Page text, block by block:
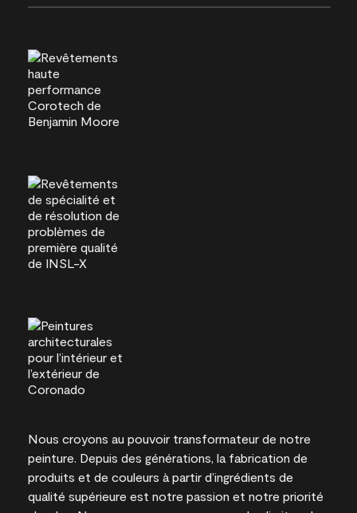
Nous croyons au pouvoir transformateur de notre
peinture. Depuis des générations, la fabrication de
produits et de couleurs à partir d’ingrédients de
qualité supérieure est notre passion et notre priorité